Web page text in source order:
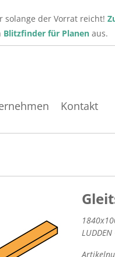
solange der Vorrat reicht!
Blitzfinder für Planen aus.
Kontakt
LUDDEN